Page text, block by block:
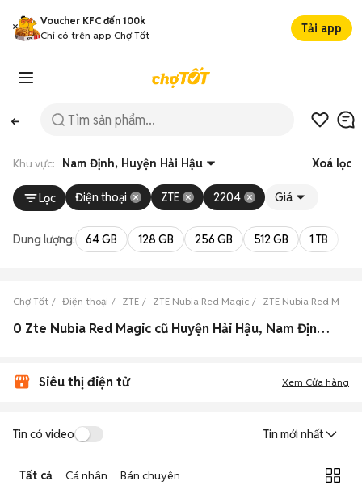
Voucher KFC đến 100k
Chỉ có trên app Chợ Tốt
Tải app
Khu vực: Nam Định, Huyện Hải Hậu Xoá lọc
Lọc Điện thoại ZTE 2204 Giá
Dung lượng: 64 GB 128 GB 256 GB 512 GB 1 TB
Chợ Tốt Điện thoại ZTE ZTE Nubia Red Magic ZTE Nubia Red
0 Zte Nubia Red Magic cũ Huyện Hải Hậu, Nam Định đẹp
Siêu thị điện tử Xem Cửa hàng
Tin có video Tin mới nhất
Tất cả Cá nhân Bán chuyên